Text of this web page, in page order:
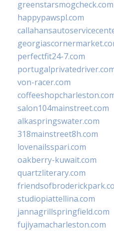
greenstarsmogcheck.com
happypawspl.com
perfectfit24-7.com
von-racer.com
salon104mainstreet.com
alkaspringswater.com
318mainstreet8h.com
lovenailsspari.com
oakberry-kuwait.com
quartzliterary.com
studiopiattellina.com
jannagrillspringfield.com
fujiyamacharleston.com